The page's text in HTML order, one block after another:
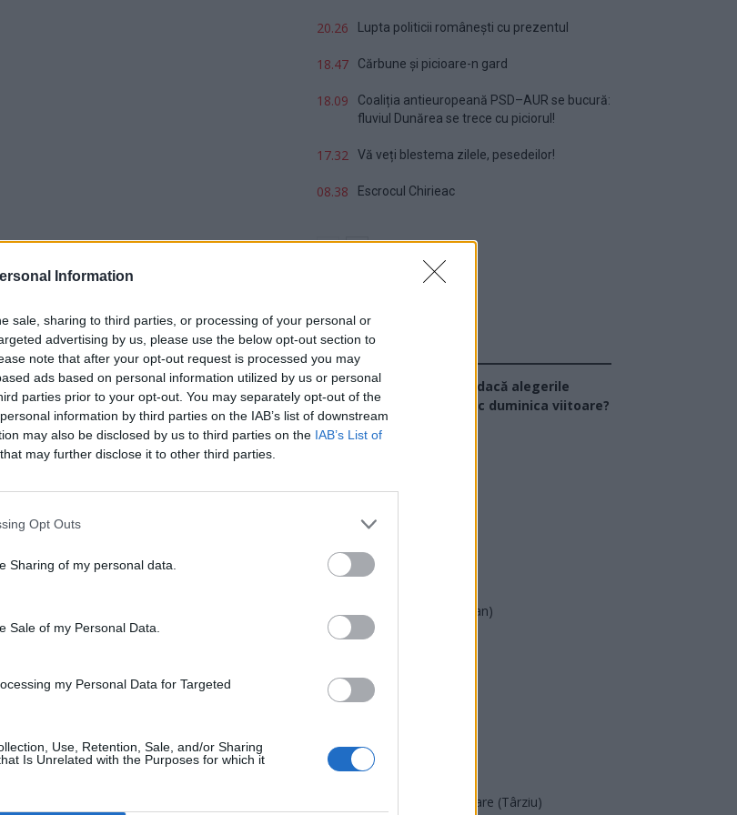
Information
sale, sharing to third parties, or processing of your personal or
advertising by us, please use the below opt-out section to
note that after your opt-out request is processed you may
ads based on personal information utilized by us or personal
parties prior to your opt-out. You may separately opt-out of the
information by third parties on the IAB’s list of downstream
may also be disclosed by us to third parties on the IAB’s List of
that may further disclose it to other third parties.
Opt Outs
Sharing of my personal data.
Sale of my Personal Data.
my Personal Data for Targeted
Use, Retention, Sale, and/or Sharing
Is Unrelated with the Purposes for which it
20.26 Lupta politicii românești cu prezentul
18.47 Cărbune și picioare-n gard
18.09
Coaliția antieuropeană PSD–AUR se bucură:
fluviul Dunărea se trece cu piciorul!
17.32 Vă veți blestema zilele, pesedeilor!
08.38 Escrocul Chirieac
Ce partid ați vota dacă alegerile
parlamentare ar avea loc duminica viitoare?
AUR
UDMR
Forța Dreptei (L. Orban)
PNȚMM
SENS
POT (Gavrilă)
PACE (Peia)
Acțiunea Conservatoare (Târziu)